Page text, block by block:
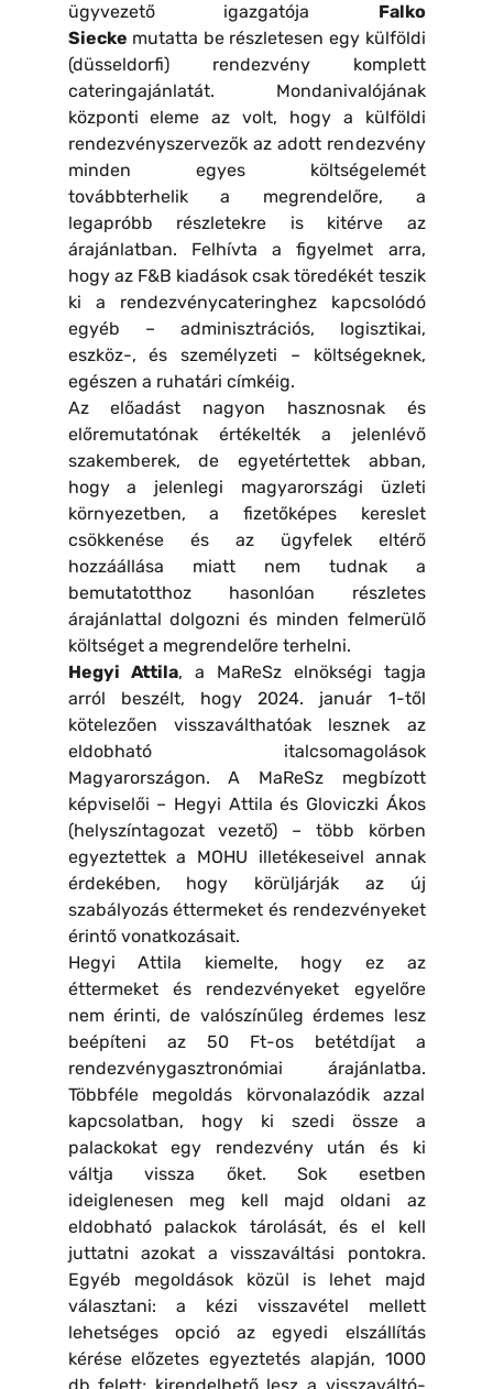
ügyvezető igazgatója Falko
Siecke mutatta be részletesen egy külföldi
(düsseldorfi) rendezvény komplett
cateringajánlatát. Mondanivalójának
központi eleme az volt, hogy a külföldi
rendezvényszervezők az adott rendezvény
minden egyes költségelemét
továbbterhelik a megrendelőre, a
legapróbb részletekre is kitérve az
árajánlatban. Felhívta a figyelmet arra,
hogy az F&B kiadások csak töredékét teszik
ki a rendezvénycateringhez kapcsolódó
egyéb – adminisztrációs, logisztikai,
eszköz-, és személyzeti – költségeknek,
egészen a ruhatári címkéig.
Az előadást nagyon hasznosnak és
előremutatónak értékelték a jelenlévő
szakemberek, de egyetértettek abban,
hogy a jelenlegi magyarországi üzleti
környezetben, a fizetőképes kereslet
csökkenése és az ügyfelek eltérő
hozzáállása miatt nem tudnak a
bemutatotthoz hasonlóan részletes
árajánlattal dolgozni és minden felmerülő
költséget a megrendelőre terhelni.
Hegyi Attila, a MaReSz elnökségi tagja
arról beszélt, hogy 2024. január 1-től
kötelezően visszaválthatóak lesznek az
eldobható italcsomagolások
Magyarországon. A MaReSz megbízott
képviselői – Hegyi Attila és Gloviczki Ákos
(helyszíntagozat vezető) – több körben
egyeztettek a MOHU illetékeseivel annak
érdekében, hogy körüljárják az új
szabályozás éttermeket és rendezvényeket
érintő vonatkozásait.
Hegyi Attila kiemelte, hogy ez az
éttermeket és rendezvényeket egyelőre
nem érinti, de valószínűleg érdemes lesz
beépíteni az 50 Ft-os betétdíjat a
rendezvénygasztronómiai árajánlatba.
Többféle megoldás körvonalazódik azzal
kapcsolatban, hogy ki szedi össze a
palackokat egy rendezvény után és ki
váltja vissza őket. Sok esetben
ideiglenesen meg kell majd oldani az
eldobható palackok tárolását, és el kell
juttatni azokat a visszaváltási pontokra.
Egyéb megoldások közül is lehet majd
választani: a kézi visszavétel mellett
lehetséges opció az egyedi elszállítás
kérése előzetes egyeztetés alapján, 1000